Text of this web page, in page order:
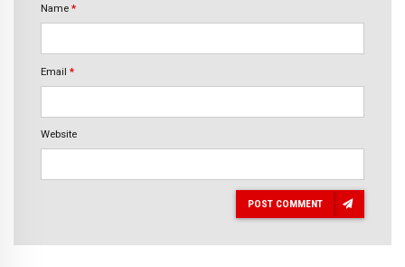
Name *
Email *
Website
POST COMMENT